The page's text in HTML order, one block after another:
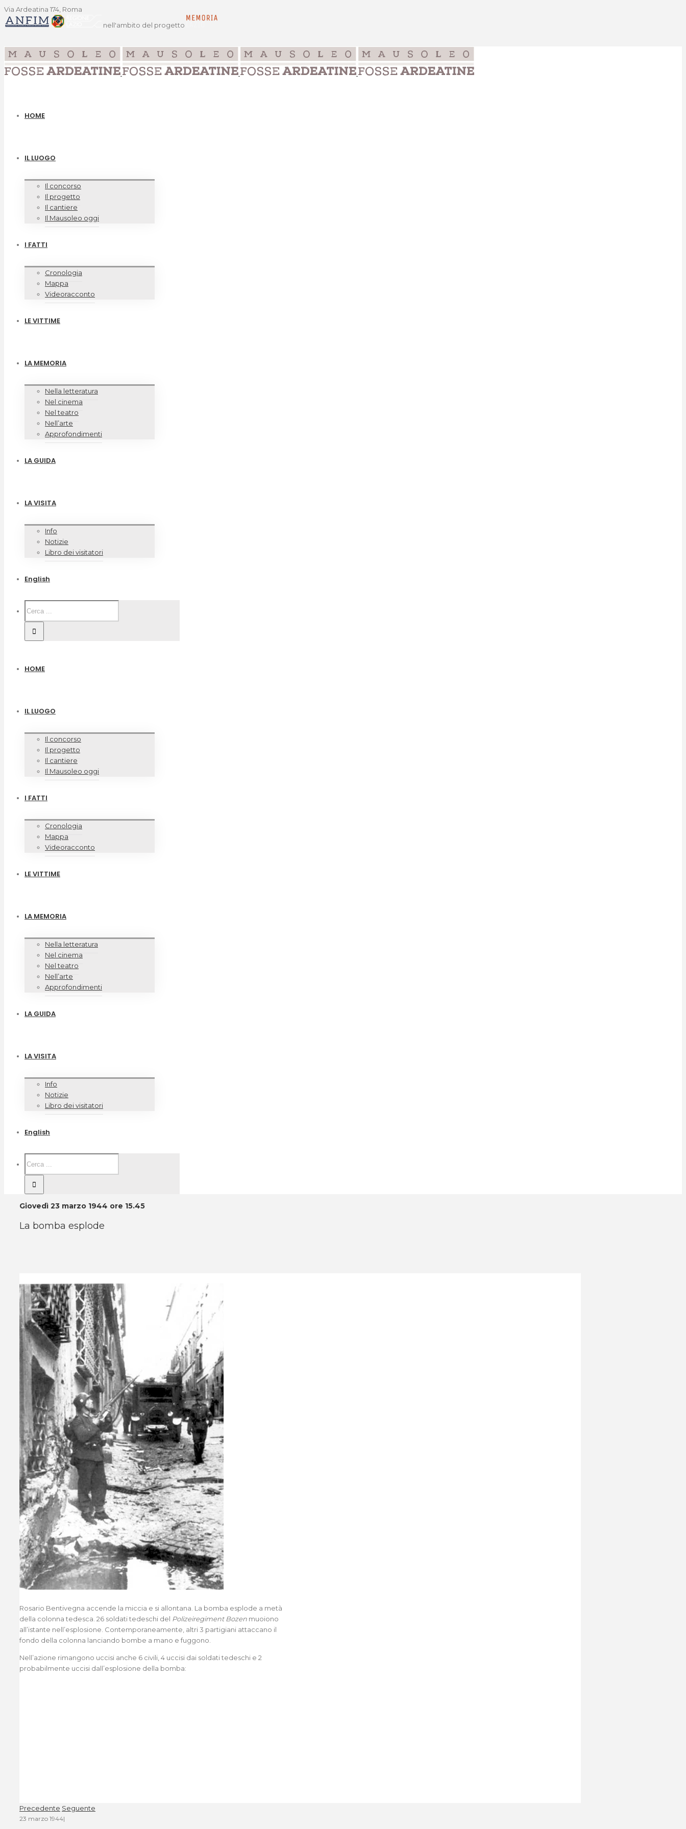
Via Ardeatina 174, Roma
nell'ambito del progetto
HOME
IL LUOGO
Il concorso
Il progetto
Il cantiere
Il Mausoleo oggi
I FATTI
Cronologia
Mappa
Videoracconto
LE VITTIME
LA MEMORIA
Nella letteratura
Nel cinema
Nel teatro
Nell’arte
Approfondimenti
LA GUIDA
LA VISITA
Info
Notizie
Libro dei visitatori
English
HOME
IL LUOGO
Il concorso
Il progetto
Il cantiere
Il Mausoleo oggi
I FATTI
Cronologia
Mappa
Videoracconto
LE VITTIME
LA MEMORIA
Nella letteratura
Nel cinema
Nel teatro
Nell’arte
Approfondimenti
LA GUIDA
LA VISITA
Info
Notizie
Libro dei visitatori
English
Giovedì 23 marzo 1944 ore 15.45
La bomba esplode
Rosario Bentivegna accende la miccia e si allontana. La bomba esplode a metà
della colonna tedesca. 26 soldati tedeschi del Polizeiregiment Bozen muoiono
all’istante nell’esplosione. Contemporaneamente, altri 3 partigiani attaccano il
fondo della colonna lanciando bombe a mano e fuggono.
Nell’azione rimangono uccisi anche 6 civili, 4 uccisi dai soldati tedeschi e 2
probabilmente uccisi dall’esplosione della bomba:
Precedente Seguente
23 marzo 1944|